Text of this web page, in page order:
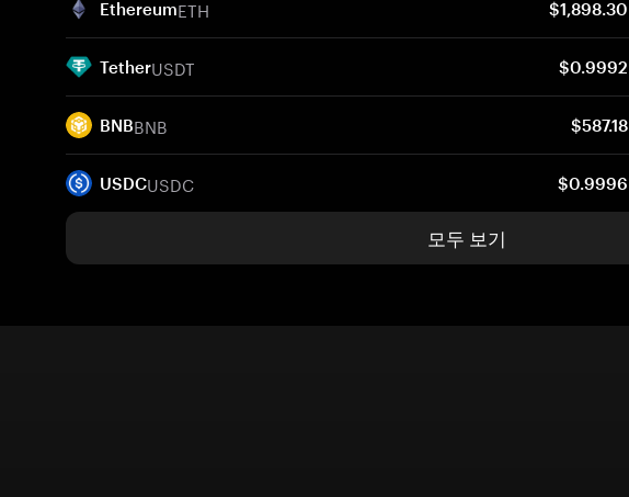
EthereumETH $1,898.30
TetherUSDT $0.9992
BNBBNB $587.18
USDCUSDC $0.9996
모두 보기